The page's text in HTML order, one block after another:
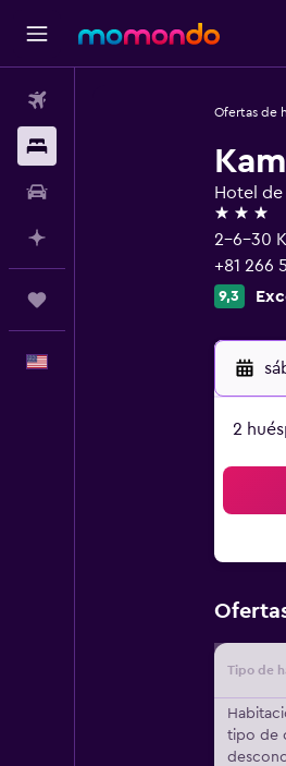
Ofertas de
Hotel
3 estrellas
2-6-30
+81 266
9,3
2
Tipo de
tipo de